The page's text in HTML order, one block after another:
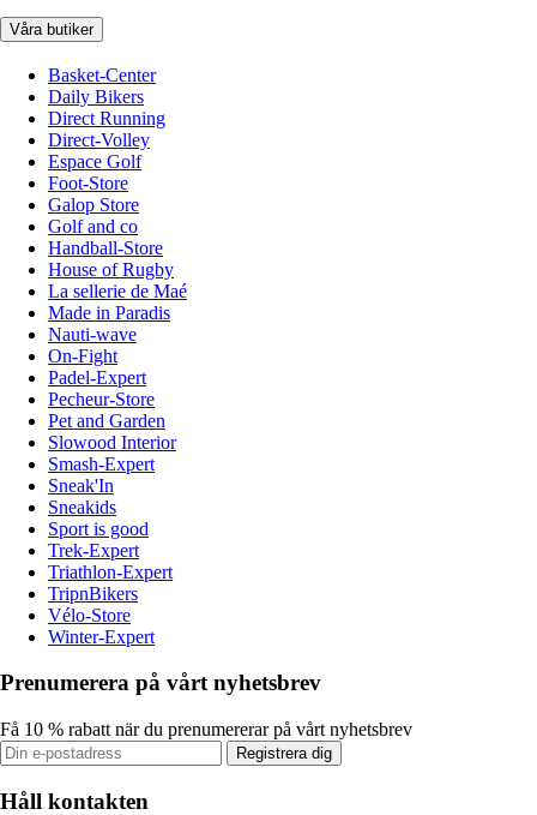
Våra butiker
Basket-Center
Daily Bikers
Direct Running
Direct-Volley
Espace Golf
Foot-Store
Galop Store
Golf and co
Handball-Store
House of Rugby
La sellerie de Maé
Made in Paradis
Nauti-wave
On-Fight
Padel-Expert
Pecheur-Store
Pet and Garden
Slowood Interior
Smash-Expert
Sneak'In
Sneakids
Sport is good
Trek-Expert
Triathlon-Expert
TripnBikers
Vélo-Store
Winter-Expert
Prenumerera på vårt nyhetsbrev
Få 10 % rabatt när du prenumererar på vårt nyhetsbrev
Registrera dig
Håll kontakten